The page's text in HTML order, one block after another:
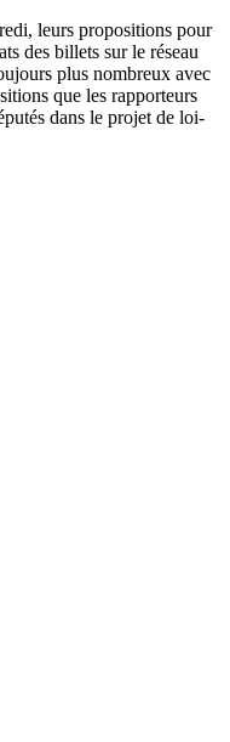
leurs propositions pour
des billets sur le réseau
plus nombreux avec
que les rapporteurs
dans le projet de loi-